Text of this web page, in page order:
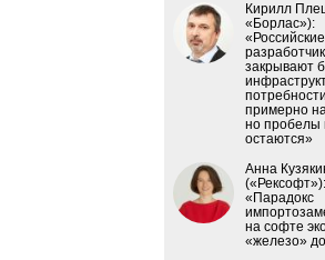
Кирилл
«Борлас»):
«Российские
закрывают
потребности
примерно
но пробелы
остаются»
Анна
(«Рексофт»):
«Парадокс
на софте
«железо»